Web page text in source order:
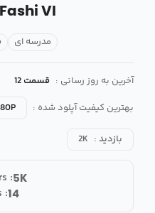
VI
مدرسه ای
آخرین به روز رسانی : قسمت 12
بهترین کیفیت آپلود شده :
بازدید : 2K
:5K
:14